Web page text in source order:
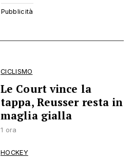
CICLISMO
Le Court vince la
tappa, Reusser resta in
maglia gialla
1 ora
HOCKEY